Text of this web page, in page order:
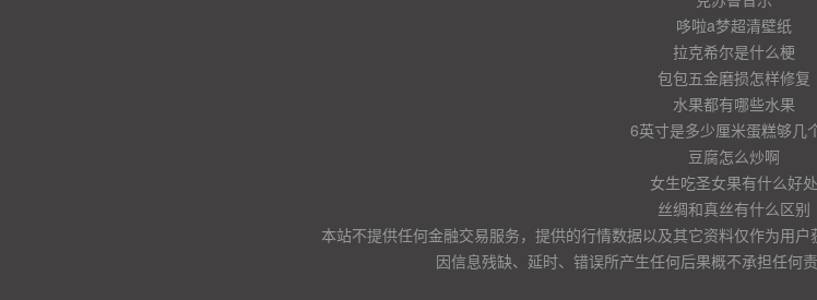
哆啦a梦超清壁纸
拉克希尔是什么梗
包包五金磨损怎样修复
水果都有哪些水果
6英寸是多少厘米蛋糕够几
豆腐怎么炒啊
女生吃圣女果有什么好处
丝绸和真丝有什么区别
本站不提供任何金融交易服务，提供的行情数据以及其它资料仅作为用户
因信息残缺、延时、错误所产生任何后果概不承担任何